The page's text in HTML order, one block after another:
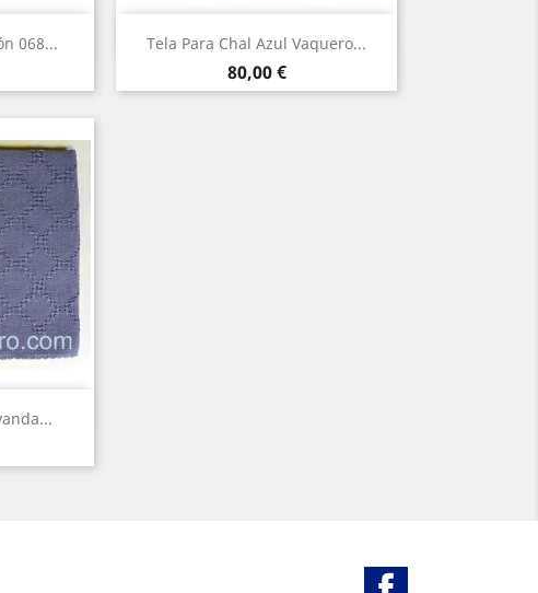
068... Tela Para Chal Azul Vaquero...
Precio
80,00 €
 Vista rápida